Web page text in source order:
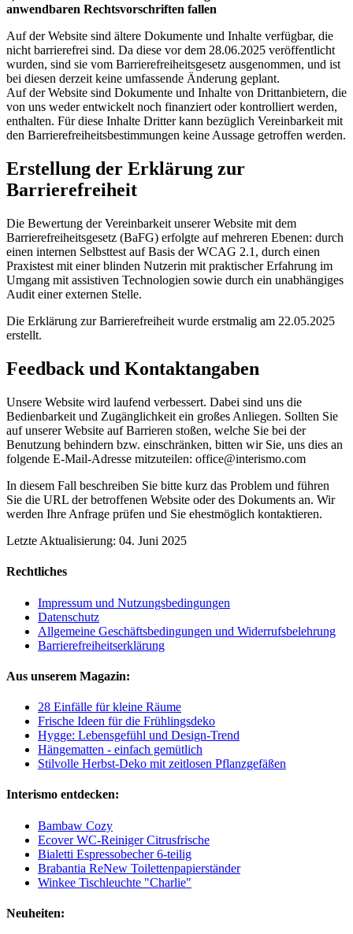
anwendbaren Rechtsvorschriften fallen
Auf der Website sind ältere Dokumente und Inhalte verfügbar, die
nicht barrierefrei sind. Da diese vor dem 28.06.2025 veröffentlicht
wurden, sind sie vom Barrierefreiheitsgesetz ausgenommen, und ist
bei diesen derzeit keine umfassende Änderung geplant.
Auf der Website sind Dokumente und Inhalte von Drittanbietern, die
von uns weder entwickelt noch finanziert oder kontrolliert werden,
enthalten. Für diese Inhalte Dritter kann bezüglich Vereinbarkeit mit
den Barrierefreiheitsbestimmungen keine Aussage getroffen werden.
Erstellung der Erklärung zur
Barrierefreiheit
Die Bewertung der Vereinbarkeit unserer Website mit dem
Barrierefreiheitsgesetz (BaFG) erfolgte auf mehreren Ebenen: durch
einen internen Selbsttest auf Basis der WCAG 2.1, durch einen
Praxistest mit einer blinden Nutzerin mit praktischer Erfahrung im
Umgang mit assistiven Technologien sowie durch ein unabhängiges
Audit einer externen Stelle.
Die Erklärung zur Barrierefreiheit wurde erstmalig am 22.05.2025
erstellt.
Feedback und Kontaktangaben
Unsere Website wird laufend verbessert. Dabei sind uns die
Bedienbarkeit und Zugänglichkeit ein großes Anliegen. Sollten Sie
auf unserer Website auf Barrieren stoßen, welche Sie bei der
Benutzung behindern bzw. einschränken, bitten wir Sie, uns dies an
folgende E-Mail-Adresse mitzuteilen: office@interismo.com
In diesem Fall beschreiben Sie bitte kurz das Problem und führen
Sie die URL der betroffenen Website oder des Dokuments an. Wir
werden Ihre Anfrage prüfen und Sie ehestmöglich kontaktieren.
Letzte Aktualisierung: 04. Juni 2025
Rechtliches
Impressum und Nutzungsbedingungen
Datenschutz
Allgemeine Geschäftsbedingungen und Widerrufsbelehrung
Barrierefreiheitserklärung
Aus unserem Magazin:
28 Einfälle für kleine Räume
Frische Ideen für die Frühlingsdeko
Hygge: Lebensgefühl und Design-Trend
Hängematten - einfach gemütlich
Stilvolle Herbst-Deko mit zeitlosen Pflanzgefäßen
Interismo entdecken:
Bambaw Cozy
Ecover WC-Reiniger Citrusfrische
Bialetti Espressobecher 6-teilig
Brabantia ReNew Toilettenpapierständer
Winkee Tischleuchte "Charlie"
Neuheiten: